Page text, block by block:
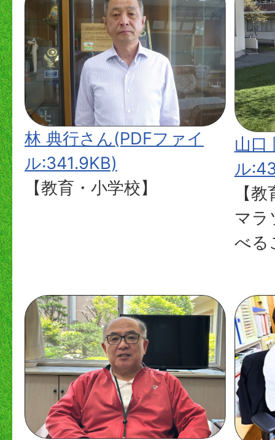
林 典行さん(PDFファイ
ル:341.9KB)
【教育・小学校】
山口
ル
【
マラ
べる